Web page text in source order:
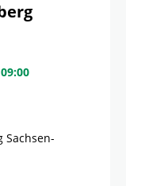
09:00
Sachsen-